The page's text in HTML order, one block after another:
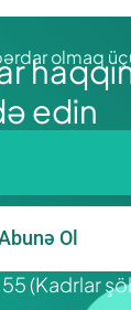
olmaq
edin
Ol
(Kadrlar